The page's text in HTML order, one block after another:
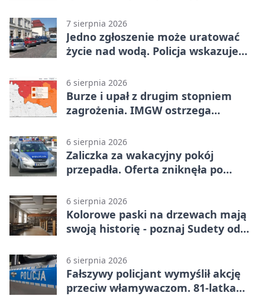
7 sierpnia 2026
Jedno zgłoszenie może uratować
życie nad wodą. Policja wskazuje
6 sierpnia 2026
Burze i upał z drugim stopniem
zagrożenia. IMGW ostrzega
6 sierpnia 2026
Zaliczka za wakacyjny pokój
przepadła. Oferta zniknęła po
6 sierpnia 2026
Kolorowe paski na drzewach mają
swoją historię - poznaj Sudety od
6 sierpnia 2026
Fałszywy policjant wymyślił akcję
przeciw włamywaczom. 81-latka